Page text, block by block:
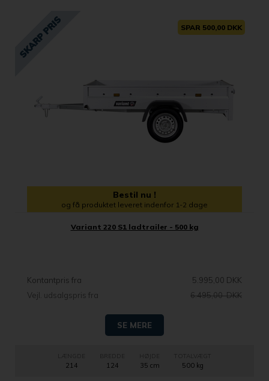
SPAR 500,00 DKK
Bestil nu !
og få produktet leveret indenfor 1-2 dage
Variant 220 S1 ladtrailer - 500 kg
Kontantpris fra
5.995,00 DKK
Vejl. udsalgspris fra
6.495,00 DKK
SE MERE
214 124
HØJDE
35 cm
TOTALVÆGT
500 kg